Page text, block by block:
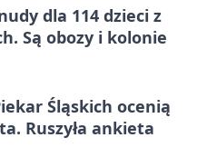
dla 114 dzieci z
Są obozy i kolonie
Śląskich ocenią
Ruszyła ankieta